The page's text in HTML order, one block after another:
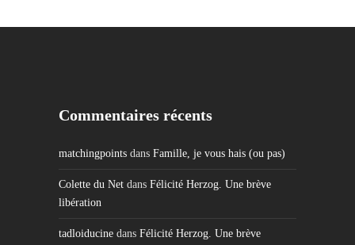
Commentaires récents
matchingpoints dans Famille, je vous hais (ou pas)
Colette du Net dans Félicité Herzog. Une brève
libération
tadloiducine dans Félicité Herzog. Une brève